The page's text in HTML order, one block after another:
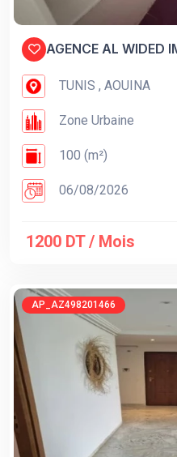
AGENCE AL WIDED
TUNIS , AOUINA
Zone Urbaine
100 (m²)
06/08/2026
1200 DT / Mois
AP_AZ498201466